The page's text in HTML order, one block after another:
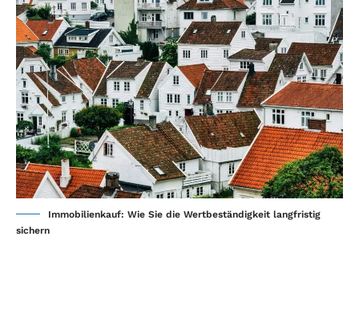
Immobilienkauf: Wie Sie die Wertbeständigkeit langfristig
sichern